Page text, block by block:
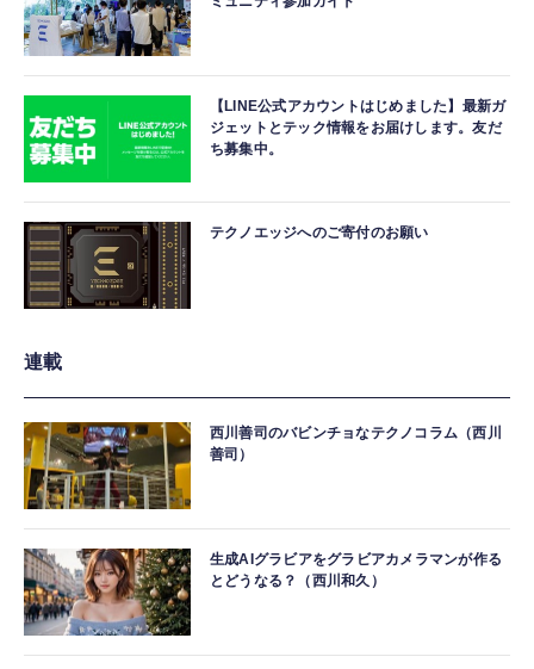
【LINE公式アカウントはじめました】最新ガ
ジェットとテック情報をお届けします。友だ
ち募集中。
テクノエッジへのご寄付のお願い
連載
西川善司のバビンチョなテクノコラム（西川
善司）
生成AIグラビアをグラビアカメラマンが作る
とどうなる？（西川和久）